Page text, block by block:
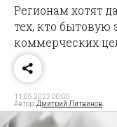
Регионам хотят
тех, кто бытовую
коммерческих
11.05.2022 00:00
Автор: Дмитрий Литвинов